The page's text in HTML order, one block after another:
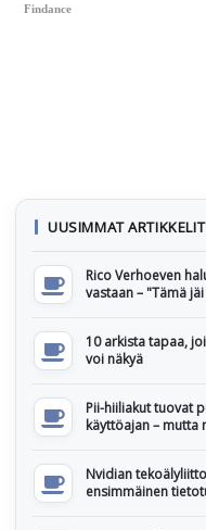
Findance
UUSIMMAT ARTIKKELIT
Rico Verhoeven
vastaan – "Tämä
10 arkista tapaa,
voi näkyä
Pii-hiiliakut tuovat
käyttöajan – mutta
Nvidian
ensimmäinen